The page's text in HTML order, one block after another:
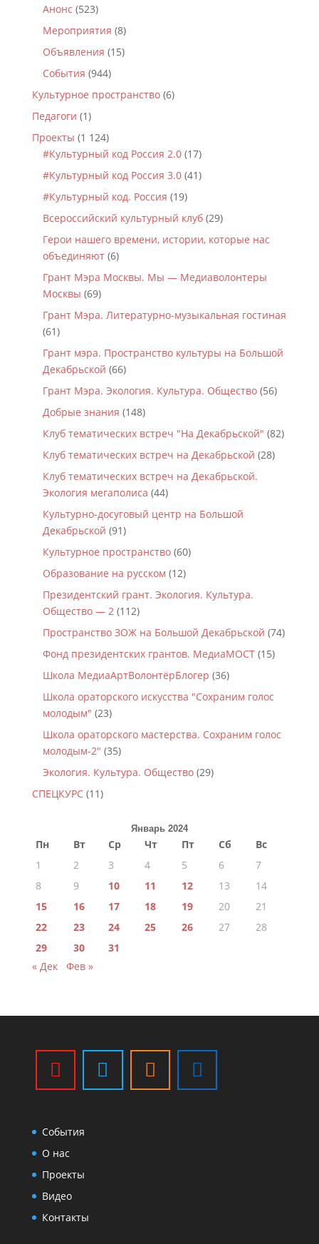
Анонс (523)
Мероприятия (8)
Объявления (15)
События (944)
Культурное пространство(6)
Педагоги (1)
Проекты (1 124)
#Культурный код Россия 2.0(17)
#Культурный код Россия 3.0(41)
#Культурный код. Россия (19)
Всероссийский культурный клуб(29)
Герои нашего времени, истории, которые нас
объединяют(6)
Грант Мэра Москвы. Мы — Медиаволонтеры
Москвы (69)
Грант Мэра. Литературно-музыкальная гостиная
(61)
Грант мэра. Пространство культуры на Большой
Декабрьской (66)
Грант Мэра. Экология. Культура. Общество(56)
Добрые знания (148)
Клуб тематических встреч "На Декабрьской" (82)
Клуб тематических встреч на Декабрьской (28)
Клуб тематических встреч на Декабрьской.
Экология мегаполиса (44)
Культурно-досуговый центр на Большой
Декабрьской (91)
Культурное пространство(60)
Образование на русском (12)
Президентский грант. Экология. Культура.
Общество — 2(112)
Пространство ЗОЖ на Большой Декабрьской (74)
Фонд президентских грантов. МедиаМОСТ(15)
Школа МедиаАртВолонтёрБлогер (36)
Школа ораторского искусства "Сохраним голос
молодым" (23)
Школа ораторского мастерства. Сохраним голос
молодым-2" (35)
Экология. Культура. Общество(29)
СПЕЦКУРС(11)
Январь 2024
Пн Вт Ср Чт Пт Сб
Вс
1
2 3 4 5 6
7
8
9 10 11 12 13
14
15
16 17 18 19 20
21
22
23 24 25 26 27
28
29
30
31
« Дек
Фев »
События
О нас
Проекты
Видео
Контакты